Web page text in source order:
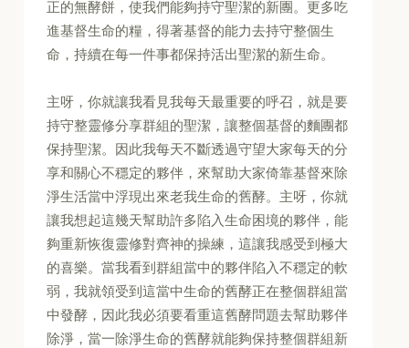
正的無酵餅，使我們能夠持守聖潔的新團。更多吃
進基督生命的糧，得著基督的能力去持守整個生
命，持續在每一件事都保持活出聖潔的新生命。
主呀，你就讓我看見我每天最重要的呼召，就是要
持守整靈修分享群組的聖潔，讓整個基督的麵團都
保持聖潔。因此我每天不斷透過守望大家每天的分
享和關心不穩定的夥伴，來幫助大家倚靠基督來除
淨生活當中浮現出來老我生命的舊酵。主呀，你就
讓我想起這幾天幫助許多陷入生命困境的夥伴，能
夠重新恢復靈修對齊神的操練，這讓我感受到極大
的喜樂。當我看到群組當中的夥伴陷入不穩定的軟
弱，我就領受到這當中生命的舊酵正在整個群組當
中發酵，因此我必須要看重這舊酵問題去幫助夥伴
除淨，當一除淨生命的舊酵就能夠保持整個群組新